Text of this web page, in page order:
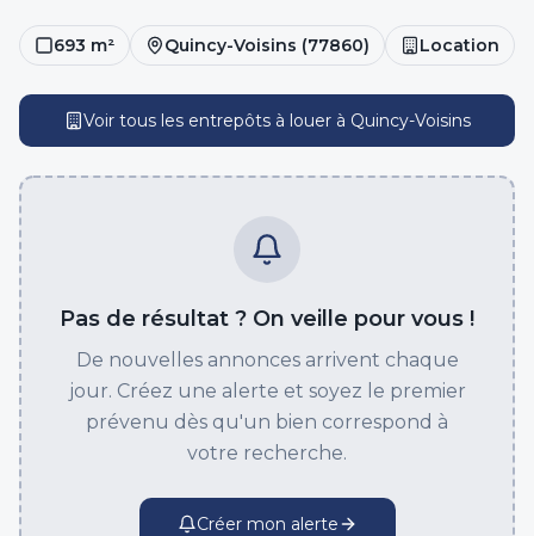
693 m² Quincy-Voisins (77860) Location
Voir tous les entrepôts à louerà Quincy-Voisins
Pas de résultat ? On veille pour vous !
De nouvelles annonces arrivent chaque
jour. Créez une alerte et soyez le premier
prévenu dès qu'un bien correspond à
votre recherche.
Créer mon alerte